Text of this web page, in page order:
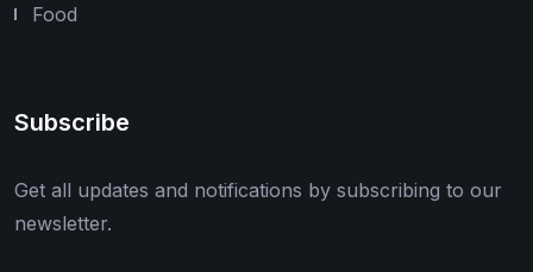
Food
Subscribe
Get all updates and notifications by subscribing to our
newsletter.